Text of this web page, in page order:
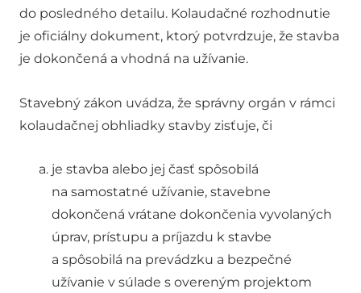
do posledného detailu. Kolaudačné rozhodnutie
je oficiálny dokument, ktorý potvrdzuje, že stavba
je dokončená a vhodná na užívanie.
Stavebný zákon uvádza, že správny orgán v rámci
kolaudačnej obhliadky stavby zisťuje, či
je stavba alebo jej časť spôsobilá
na samostatné užívanie, stavebne
dokončená vrátane dokončenia vyvolaných
úprav, prístupu a príjazdu k stavbe
a spôsobilá na prevádzku a bezpečné
užívanie v súlade s overeným projektom